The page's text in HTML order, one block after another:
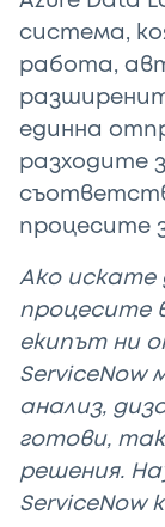
система,
работа,
единна
разходите
процесите
Ако искате
процесите
екипът ни
ServiceNow
анализ,
готови,
решения.
ServiceNow